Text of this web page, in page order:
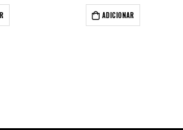
ADICIONAR